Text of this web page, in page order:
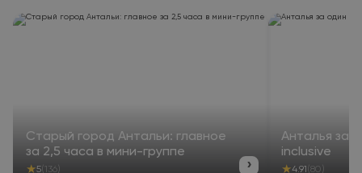
Старый город Антальи: главное
за 2,5 часа в мини-группе
★5 (136) ›
Анталья за
inclusive
★4.91 (80)